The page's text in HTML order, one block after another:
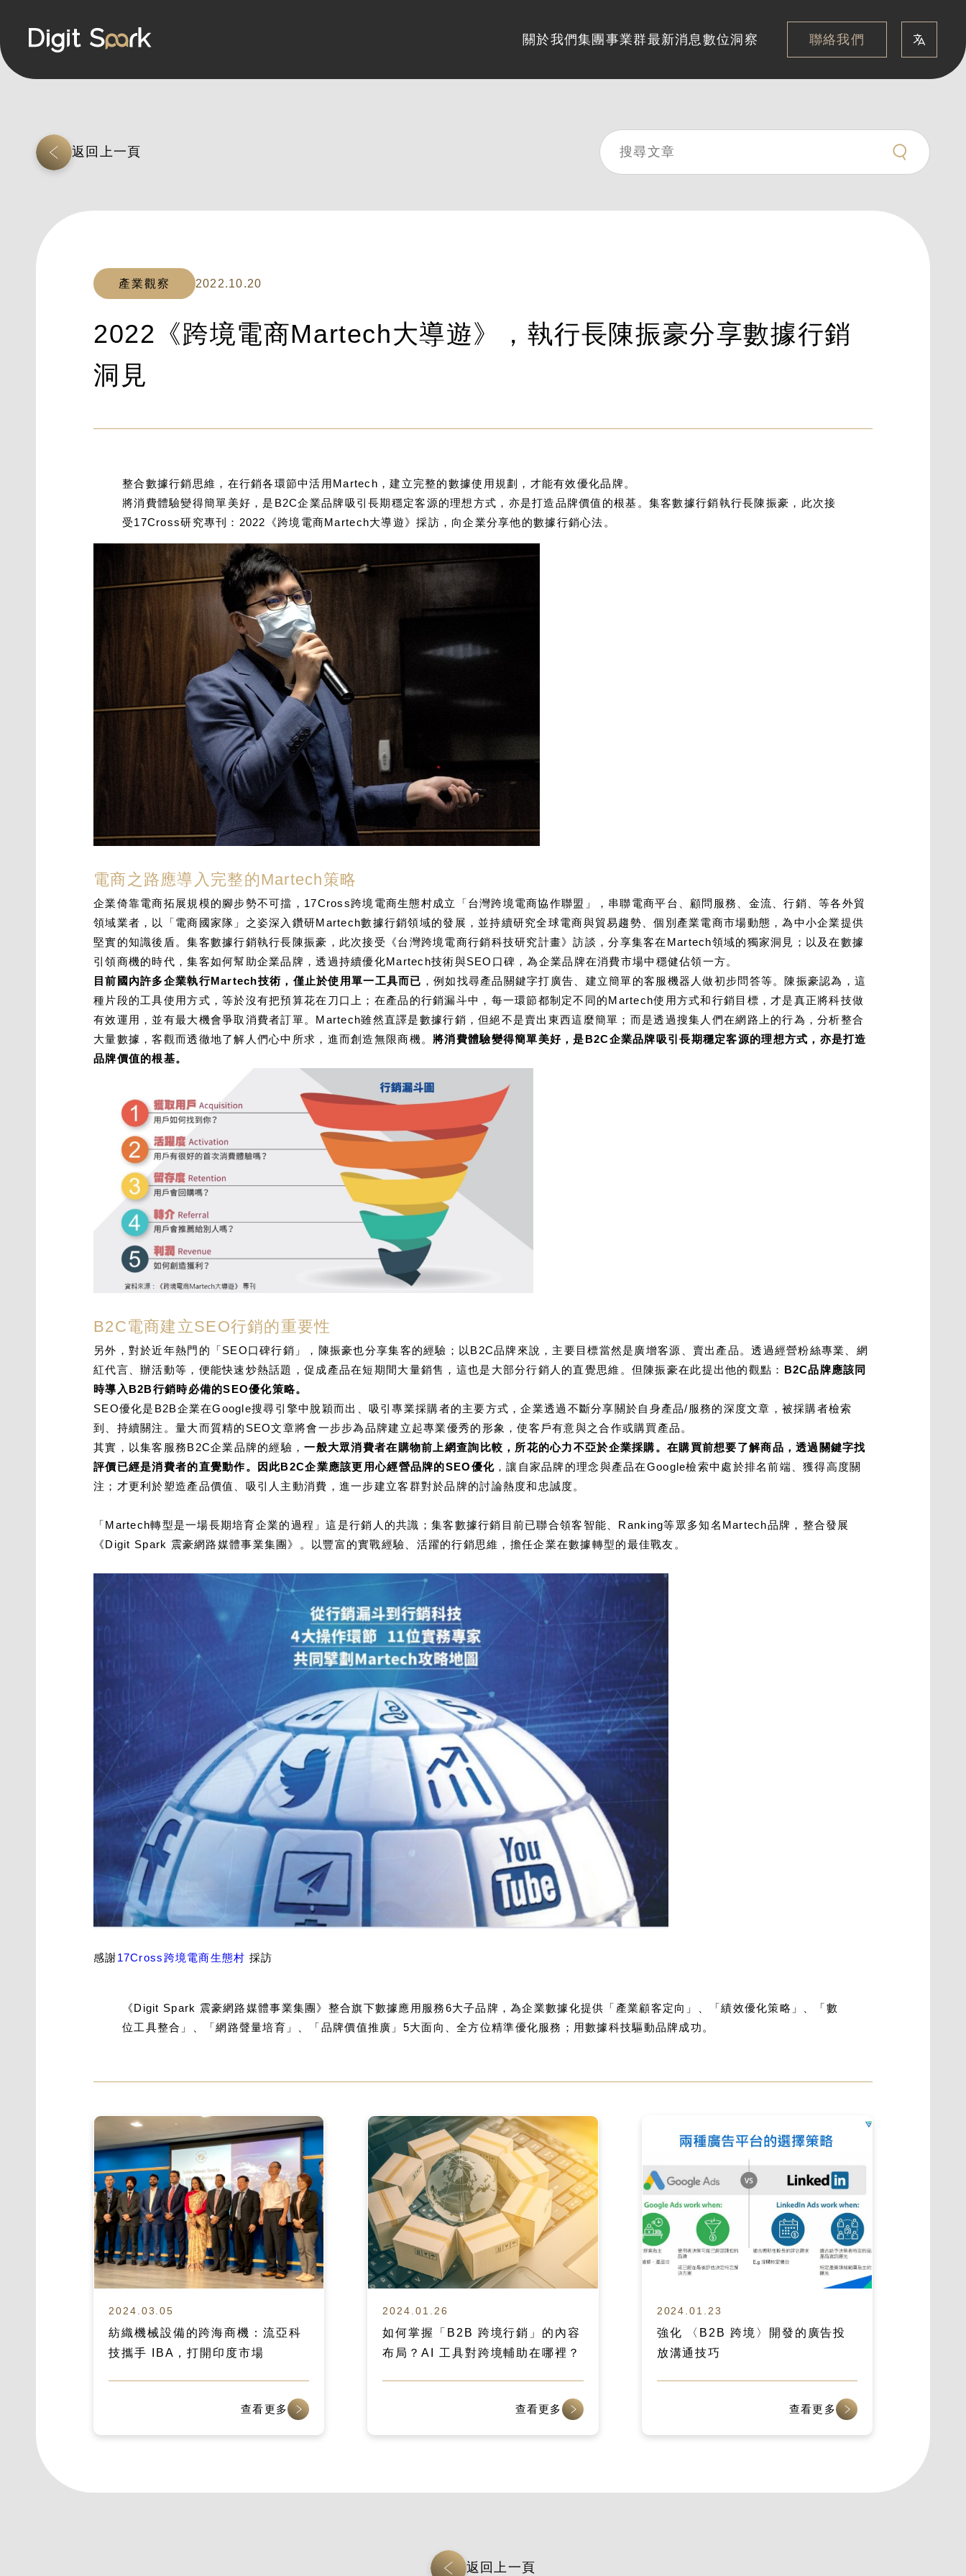
關於我們集團事業群最新消息數位洞察 聯絡我們
返回上一頁
產業觀察 2022.10.20
2022《跨境電商Martech大導遊》，執行長陳振豪分享數據行銷
洞見
整合數據行銷思維，在行銷各環節中活用Martech，建立完整的數據使用規劃，才能有效優化品牌。
將消費體驗變得簡單美好，是B2C企業品牌吸引長期穩定客源的理想方式，亦是打造品牌價值的根基。集客數據行銷執行長陳振豪，此次接
受17Cross研究專刊：2022《跨境電商Martech大導遊》採訪，向企業分享他的數據行銷心法。
電商之路應導入完整的Martech策略
企業倚靠電商拓展規模的腳步勢不可擋，17Cross跨境電商生態村成立「台灣跨境電商協作聯盟」，串聯電商平台、顧問服務、金流、行銷、等各外貿
領域業者，以「電商國家隊」之姿深入鑽研Martech數據行銷領域的發展，並持續研究全球電商與貿易趨勢、個別產業電商市場動態，為中小企業提供
堅實的知識後盾。集客數據行銷執行長陳振豪，此次接受《台灣跨境電商行銷科技研究計畫》訪談，分享集客在Martech領域的獨家洞見；以及在數據
引領商機的時代，集客如何幫助企業品牌，透過持續優化Martech技術與SEO口碑，為企業品牌在消費市場中穩健佔領一方。
目前國內許多企業執行Martech技術，僅止於使用單一工具而已 ，例如找尋產品關鍵字打廣告、建立簡單的客服機器人做初步問答等。陳振豪認為，這
種片段的工具使用方式，等於沒有把預算花在刀口上；在產品的行銷漏斗中，每一環節都制定不同的Martech使用方式和行銷目標，才是真正將科技做
有效運用，並有最大機會爭取消費者訂單。Martech雖然直譯是數據行銷，但絕不是賣出東西這麼簡單；而是透過搜集人們在網路上的行為，分析整合
大量數據，客觀而透徹地了解人們心中所求，進而創造無限商機。將消費體驗變得簡單美好，是B2C企業品牌吸引長期穩定客源的理想方式，亦是打造
品牌價值的根基。
B2C電商建立SEO行銷的重要性
另外，對於近年熱門的「SEO口碑行銷」，陳振豪也分享集客的經驗；以B2C品牌來說，主要目標當然是廣增客源、賣出產品。透過經營粉絲專業、網
紅代言、辦活動等，便能快速炒熱話題，促成產品在短期間大量銷售，這也是大部分行銷人的直覺思維。但陳振豪在此提出他的觀點： B2C品牌應該同
時導入B2B行銷時必備的SEO優化策略。
SEO優化是B2B企業在Google搜尋引擎中脫穎而出、吸引專業採購者的主要方式，企業透過不斷分享關於自身產品/服務的深度文章，被採購者檢索
到、持續關注。量大而質精的SEO文章將會一步步為品牌建立起專業優秀的形象，使客戶有意與之合作或購買產品。
其實，以集客服務B2C企業品牌的經驗，一般大眾消費者在購物前上網查詢比較，所花的心力不亞於企業採購。在購買前想要了解商品，透過關鍵字找
評價已經是消費者的直覺動作。因此B2C企業應該更用心經營品牌的SEO優化 ，讓自家品牌的理念與產品在Google檢索中處於排名前端、獲得高度關
注；才更利於塑造產品價值、吸引人主動消費，進一步建立客群對於品牌的討論熱度和忠誠度。
「Martech轉型是一場長期培育企業的過程」這是行銷人的共識；集客數據行銷目前已聯合領客智能、Ranking等眾多知名Martech品牌，整合發展
《Digit Spark 震豪網路媒體事業集團》。以豐富的實戰經驗、活躍的行銷思維，擔任企業在數據轉型的最佳戰友。
感謝17Cross跨境電商生態村 採訪
《Digit Spark 震豪網路媒體事業集團》整合旗下數據應用服務6大子品牌，為企業數據化提供「產業顧客定向」、「績效優化策略」、「數
位工具整合」、「網路聲量培育」、「品牌價值推廣」5大面向、全方位精準優化服務；用數據科技驅動品牌成功。
2024.03.05
紡織機械設備的跨海商機：流亞科
技攜手 IBA，打開印度市場
查看更多
2024.01.26
如何掌握「B2B 跨境行銷」的內容
布局？AI 工具對跨境輔助在哪裡？
查看更多
2024.01.23
強化 〈B2B 跨境〉開發的廣告投
放溝通技巧
查看更多
返回上一頁